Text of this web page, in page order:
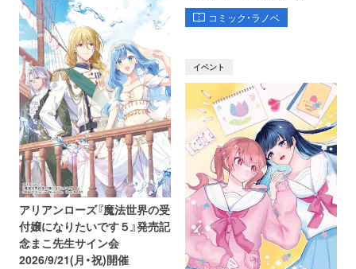
コミック・ラノベ
アリアンローズ『魔法世界の受
付嬢になりたいです５』発売記
念まこ先生サイン会
2026/9/21(月・祝)開催
イベント